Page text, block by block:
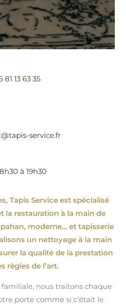
81 13 63 35
service.fr
à 19h30
Tapis Service est spécialisé
la restauration à la main de
, moderne…et tapisserie
un nettoyage à la main
la qualité de la prestation
règles de l’art.
nous traitons chaque
porte comme si c’était le